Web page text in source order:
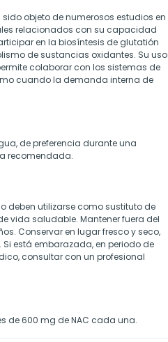
sido objeto de numerosos estudios en
relacionados con su capacidad
en la biosíntesis de glutatión
de sustancias oxidantes. Su uso
colaborar con los sistemas de
cuando la demanda interna de
de preferencia durante una
recomendada.
deben utilizarse como sustituto de
vida saludable. Mantener fuera del
Conservar en lugar fresco y seco,
está embarazada, en periodo de
consultar con un profesional
de 600 mg de NAC cada una.